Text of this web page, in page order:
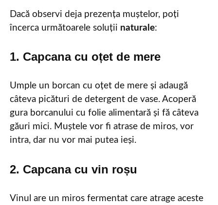
Dacă observi deja prezența muștelor, poți
încerca următoarele soluții naturale:
1. Capcana cu oțet de mere
Umple un borcan cu oțet de mere și adaugă
câteva picături de detergent de vase. Acoperă
gura borcanului cu folie alimentară și fă câteva
găuri mici. Muștele vor fi atrase de miros, vor
intra, dar nu vor mai putea ieși.
2. Capcana cu vin roșu
Vinul are un miros fermentat care atrage aceste